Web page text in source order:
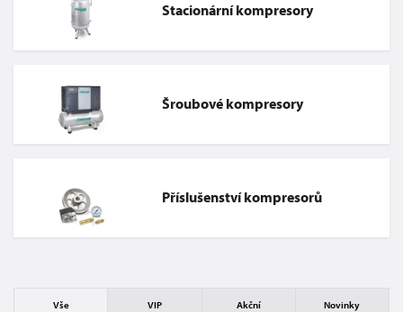
Stacionární kompresory
Šroubové kompresory
Příslušenství kompresorů
Vše VIP Akční Novinky